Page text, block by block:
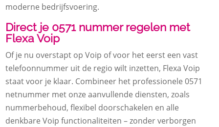
moderne bedrijfsvoering.
Direct je 0571 nummer regelen met
Flexa Voip
Of je nu overstapt op Voip of voor het eerst een vast
telefoonnummer uit de regio wilt inzetten, Flexa Voip
staat voor je klaar. Combineer het professionele 0571
netnummer met onze aanvullende diensten, zoals
nummerbehoud, flexibel doorschakelen en alle
denkbare Voip functionaliteiten – zonder verborgen